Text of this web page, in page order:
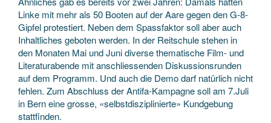
Linke mit mehr als 50 Booten auf der Aare gegen den G-8-
Gipfel protestiert. Neben dem Spassfaktor soll aber auch
Inhaltliches geboten werden. In der Reitschule stehen in
den Monaten Mai und Juni diverse thematische Film- und
Literaturabende mit anschliessenden Diskussionsrunden
auf dem Programm. Und auch die Demo darf natürlich nicht
fehlen. Zum Abschluss der Antifa-Kampagne soll am 7.Juli
in Bern eine grosse, «selbstdisziplinierte» Kundgebung
stattfinden.